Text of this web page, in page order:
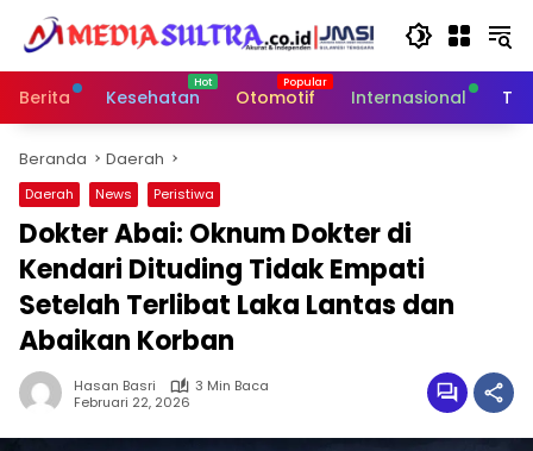
Langsung
konten
Berita
Kesehatan Otomotif Internasional
Beranda Daerah
Daerah News Peristiwa
Dokter Abai: Oknum Dokter di
Kendari Dituding Tidak Empati
Setelah Terlibat Laka Lantas dan
Abaikan Korban
Hasan Basri
3 Min Baca
Februari 22, 2026